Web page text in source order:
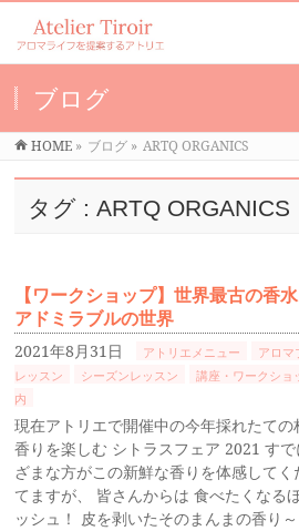
ブログ
HOME » ブログ » ARTQ ORGANICS
タグ : ARTQ ORGANICS
【ワークショップ】世界最古の香
アドミラブルの世界
2021年8月31日 アトリエメニュー
アロマ
レッスン
シーズンレッスン
講座・ワークショ
内
現在アトリエで開催中の今年採れたての
香りを楽しむ シトラスフェア 2021 すで
ざまな方がこの新鮮な香りを体感してく
てますが、 皆さんからは 食べたくなる
ッシュ！ 皮を剥いたそのまんまの香り